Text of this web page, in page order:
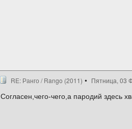
RE: Ранго / Rango (2011) Пятница, 03
Согласен,чего-чего,а пародий здесь